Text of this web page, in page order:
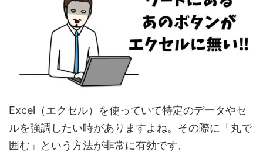
Excel（エクセル）を使っていて特定のデータやセ
ルを強調したい時がありますよね。その際に「丸で
囲む」という方法が非常に有効です。